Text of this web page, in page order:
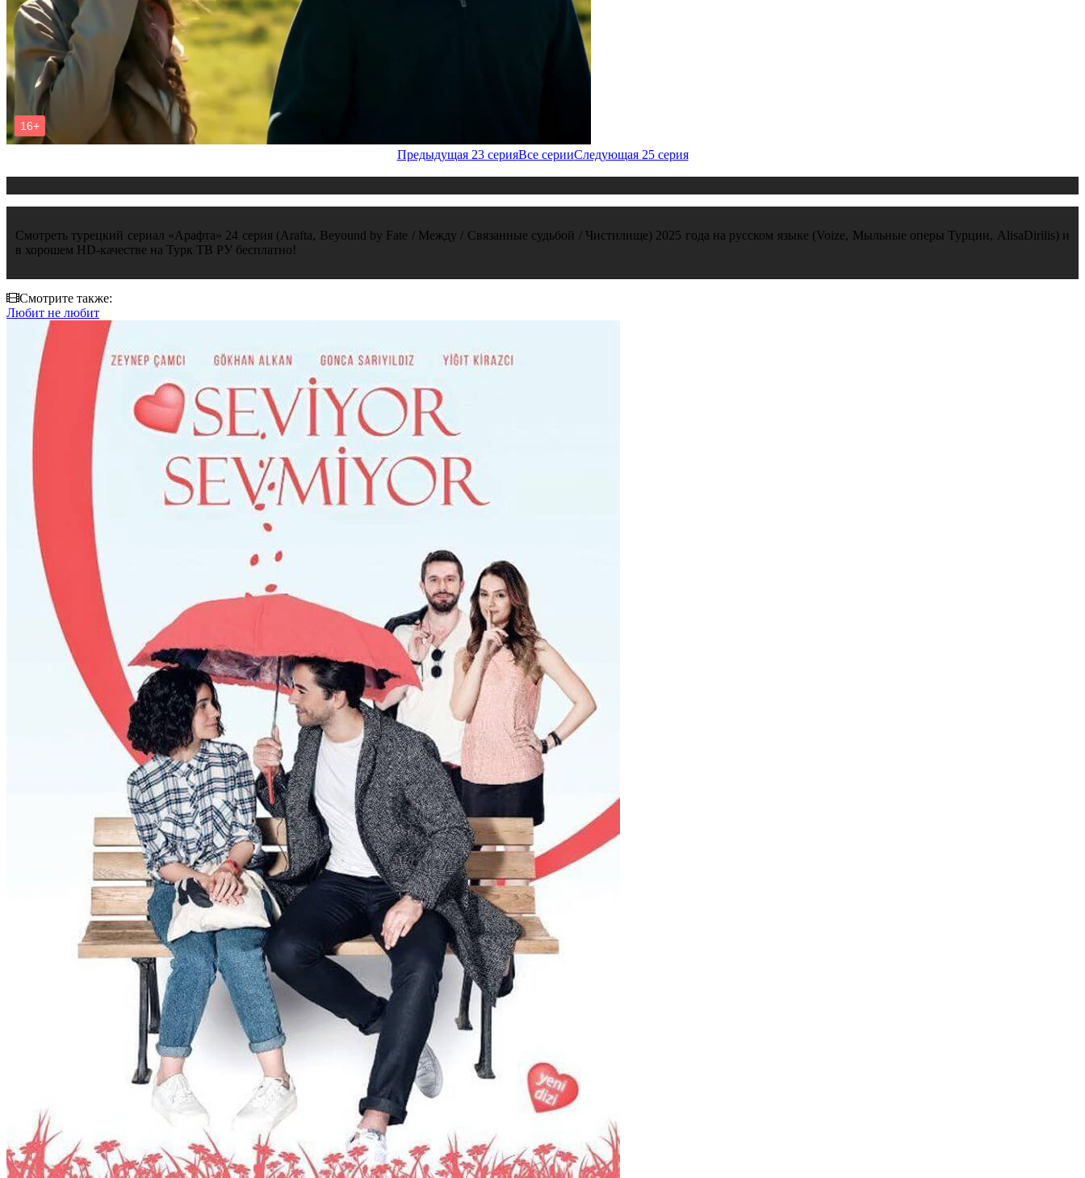
Предыдущая 23 серияВсе серииСледующая 25 серия
Смотреть турецкий сериал «Арафта» 24 серия (Arafta, Beyound by Fate / Между / Связанные судьбой / Чистилище) 2025 года на русском языке (Voize, Мыльные оперы Турции, AlisaDirilis) и
в хорошем HD-качестве на Турк ТВ РУ бесплатно!
Смотрите также:
Любит не любит